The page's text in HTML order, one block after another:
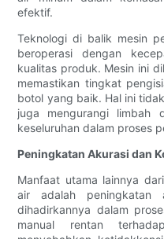
efektif.
Teknologi di balik mesin
beroperasi dengan
kualitas produk. Mesin ini
memastikan tingkat
botol yang baik. Hal ini
juga mengurangi limbah
keseluruhan dalam proses
Peningkatan Akurasi dan
Manfaat utama lainnya
air adalah peningkatan
dihadirkannya dalam
manual rentan